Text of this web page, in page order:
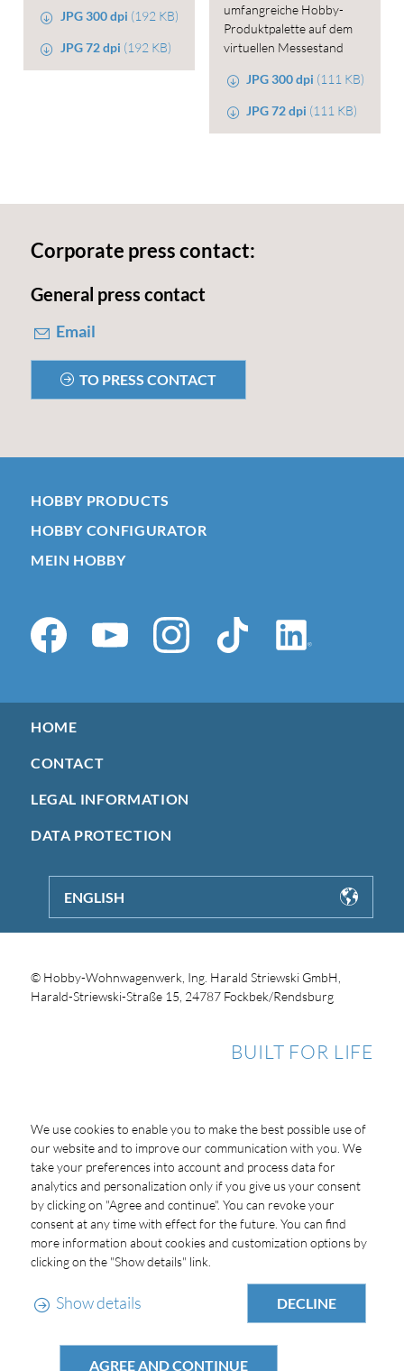
JPG 300 dpi (192 KB)
JPG 72 dpi (192 KB)
umfangreiche Hobby-
Produktpalette auf dem
virtuellen Messestand
JPG 300 dpi (111 KB)
JPG 72 dpi (111 KB)
Corporate press contact:
General press contact
Email
TO PRESS CONTACT
HOBBY PRODUCTS
HOBBY CONFIGURATOR
MEIN HOBBY
HOME
CONTACT
LEGAL INFORMATION
DATA PROTECTION
ENGLISH
© Hobby-Wohnwagenwerk, Ing. Harald Striewski GmbH,
Harald-Striewski-Straße 15, 24787 Fockbek/Rendsburg
BUILT FOR LIFE
We use cookies to enable you to make the best possible use of
our website and to improve our communication with you. We
take your preferences into account and process data for
analytics and personalization only if you give us your consent
by clicking on "Agree and continue". You can revoke your
consent at any time with effect for the future. You can find
more information about cookies and customization options by
clicking on the "Show details" link.
Show details DECLINE
AGREE AND CONTINUE